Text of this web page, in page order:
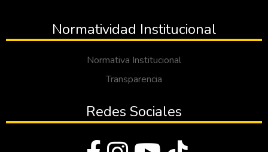
Normatividad Institucional
Normativa Institucional
Transparencia
Redes Sociales